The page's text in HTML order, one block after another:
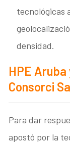
tecnológicas
densidad.
HPE
Consorci
Para dar
apostó por la